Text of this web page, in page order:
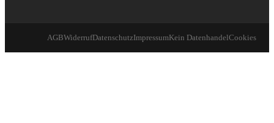
AGBWiderrufDatenschutzImpressumKein DatenhandelCookies